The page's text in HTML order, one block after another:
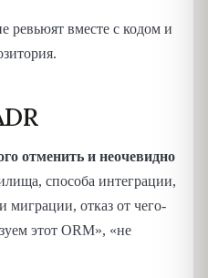
вместе с кодом и
отменить и неочевидно
способа интеграции,
миграции, отказ от чего-
этот ORM», «не